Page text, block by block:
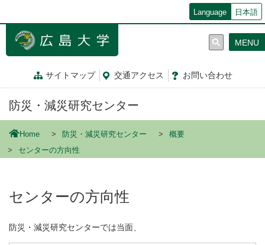
ン
Language 日本語
サイトマップ 交通アクセス お問い合わせ
MENU
防災・減災研究センター
Home 防災・減災研究センター
概要
センターの方向性
センターの方向性
防災・減災研究センターでは当面、